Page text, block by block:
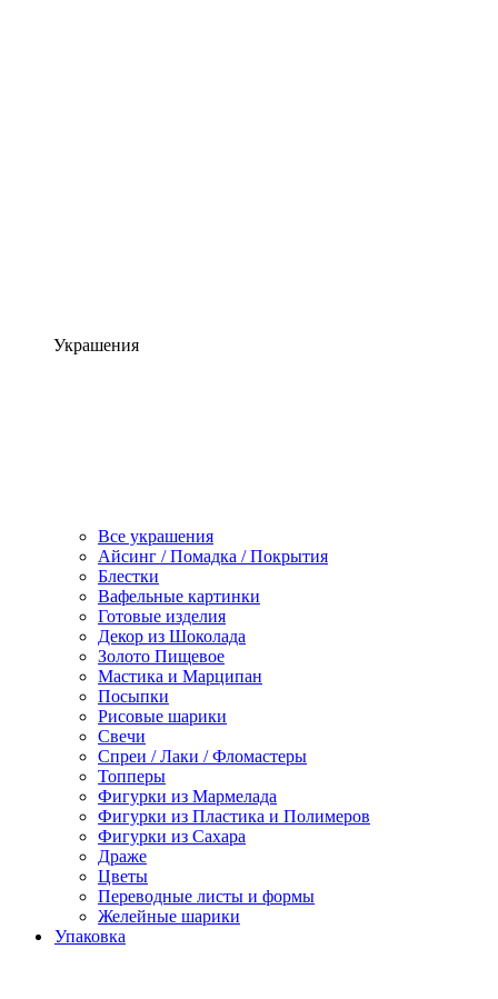
Украшения
Все украшения
Айсинг / Помадка / Покрытия
Блестки
Вафельные картинки
Готовые изделия
Декор из Шоколада
Золото Пищевое
Мастика и Марципан
Посыпки
Рисовые шарики
Свечи
Спреи / Лаки / Фломастеры
Топперы
Фигурки из Мармелада
Фигурки из Пластика и Полимеров
Фигурки из Сахара
Драже
Цветы
Переводные листы и формы
Желейные шарики
Упаковка